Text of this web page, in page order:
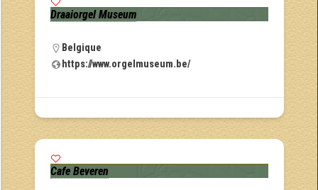
Draaiorgel Museum
Belgique
https://www.orgelmuseum.be/
Cafe Beveren